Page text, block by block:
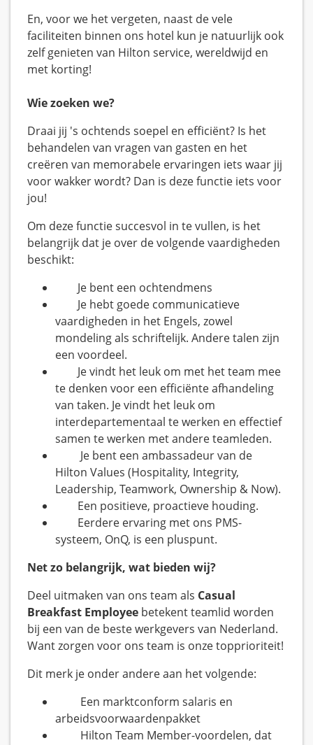
En, voor we het vergeten, naast de vele
faciliteiten binnen ons hotel kun je natuurlijk ook
zelf genieten van Hilton service, wereldwijd en
met korting!
Wie zoeken we?
Draai jij 's ochtends soepel en efficiënt? Is het
behandelen van vragen van gasten en het
creëren van memorabele ervaringen iets waar jij
voor wakker wordt? Dan is deze functie iets voor
jou!
Om deze functie succesvol in te vullen, is het
belangrijk dat je over de volgende vaardigheden
beschikt:
Je bent een ochtendmens
Je hebt goede communicatieve
vaardigheden in het Engels, zowel
mondeling als schriftelijk. Andere talen zijn
een voordeel.
Je vindt het leuk om met het team mee
te denken voor een efficiënte afhandeling
van taken. Je vindt het leuk om
interdepartementaal te werken en effectief
samen te werken met andere teamleden.
Je bent een ambassadeur van de
Hilton Values (Hospitality, Integrity,
Leadership, Teamwork, Ownership & Now).
Een positieve, proactieve houding.
Eerdere ervaring met ons PMS-
systeem, OnQ, is een pluspunt.
Net zo belangrijk, wat bieden wij?
Deel uitmaken van ons team als Casual
Breakfast Employee betekent teamlid worden
bij een van de beste werkgevers van Nederland.
Want zorgen voor ons team is onze topprioriteit!
Dit merk je onder andere aan het volgende:
Een marktconform salaris en
arbeidsvoorwaardenpakket
Hilton Team Member-voordelen, dat